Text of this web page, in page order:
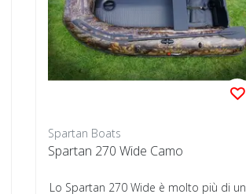
Spartan Boats
Spartan 270 Wide Camo
Lo Spartan 270 Wide è molto più di un